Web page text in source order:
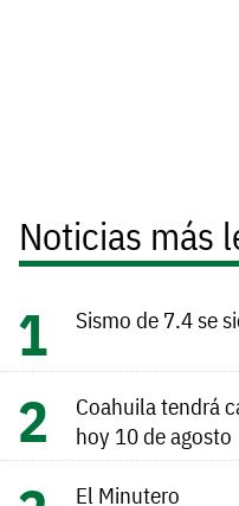
Noticias más
Sismo de 7.4 se
Coahuila tendrá
hoy 10 de agosto
El Minutero